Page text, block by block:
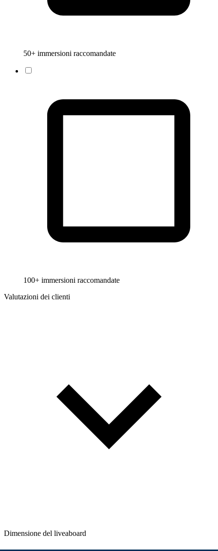
50+ immersioni raccomandate
100+ immersioni raccomandate
Valutazioni dei clienti
Dimensione del liveaboard